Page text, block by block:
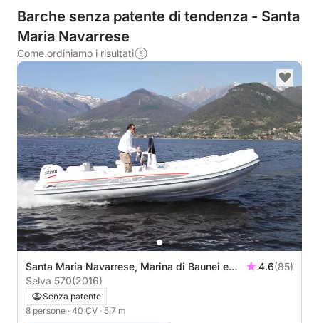
Barche senza patente di tendenza - Santa
Maria Navarrese
Come ordiniamo i risultati
Santa Maria Navarrese, Marina di Baunei e
Santa Maria Navarrese
4.6(85)
Selva 570(2016)
Senza patente
8 persone · 40 CV · 5.7 m